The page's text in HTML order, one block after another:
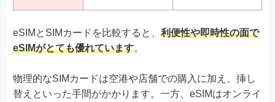
eSIMとSIMカードを比較すると、 利便性や即時性の面で
eSIMがとても優れています。
物理的なSIMカードは空港や店舗での購入に加え、挿し
替えといった手間がかかります。一方、eSIMはオンライ